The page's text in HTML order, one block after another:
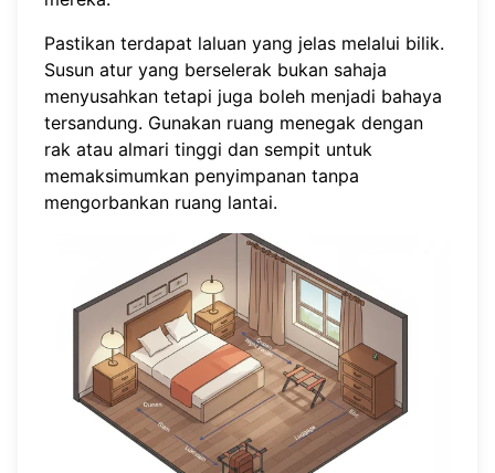
Pastikan terdapat laluan yang jelas melalui bilik.
Susun atur yang berselerak bukan sahaja
menyusahkan tetapi juga boleh menjadi bahaya
tersandung. Gunakan ruang menegak dengan
rak atau almari tinggi dan sempit untuk
memaksimumkan penyimpanan tanpa
mengorbankan ruang lantai.